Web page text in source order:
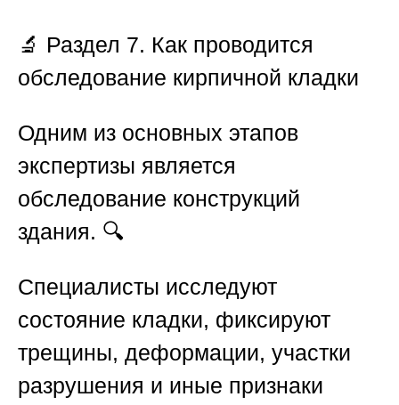
🔬 Раздел 7. Как проводится
обследование кирпичной кладки
Одним из основных этапов
экспертизы является
обследование конструкций
здания. 🔍
Специалисты исследуют
состояние кладки, фиксируют
трещины, деформации, участки
разрушения и иные признаки